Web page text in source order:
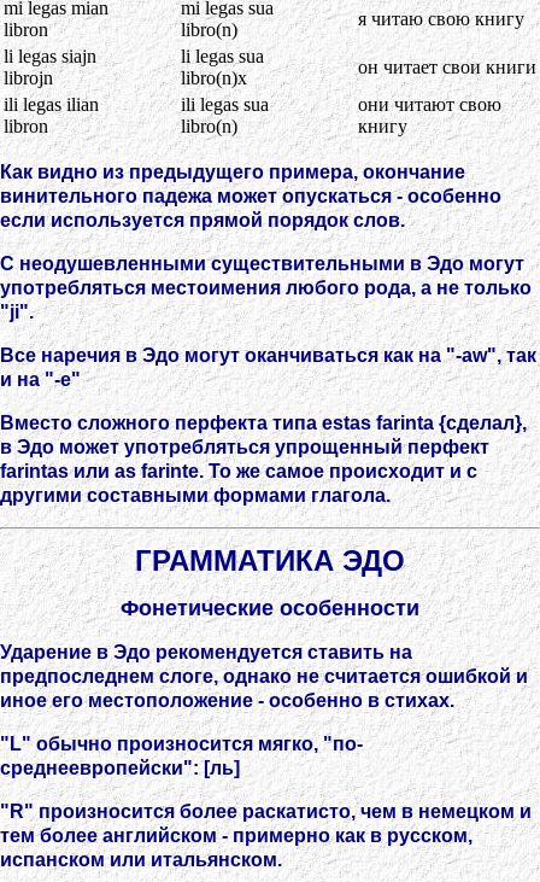
mi legas mian
libron
mi legas sua
libro(n)
я читаю свою книгу
li legas siajn
librojn
li legas sua
libro(n)x
он читает свои книги
ili legas ilian
libron
ili legas sua
libro(n)
они читают свою
книгу
Как видно из предыдущего примера, окончание
винительного падежа может опускаться - особенно
если используется прямой порядок слов.
С неодушевленными существительными в Эдо могут
употребляться местоимения любого рода, а не только
"ji".
Все наречия в Эдо могут оканчиваться как на "-aw", так
и на "-e"
Вместо сложного перфекта типа estas farinta {сделал},
в Эдо может употребляться упрощенный перфект
farintas или as farinte. То же самое происходит и с
другими составными формами глагола.
ГРАММАТИКА ЭДО
Фонетические особенности
Ударение в Эдо рекомендуется ставить на
предпоследнем слоге, однако не считается ошибкой и
иное его местоположение - особенно в стихах.
"L" обычно произносится мягко, "по-
среднеевропейски": [ль]
"R" произносится более раскатисто, чем в немецком и
тем более английском - примерно как в русском,
испанском или итальянском.